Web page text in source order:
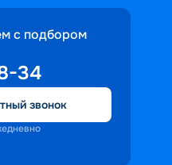
с подбором
34
звонок